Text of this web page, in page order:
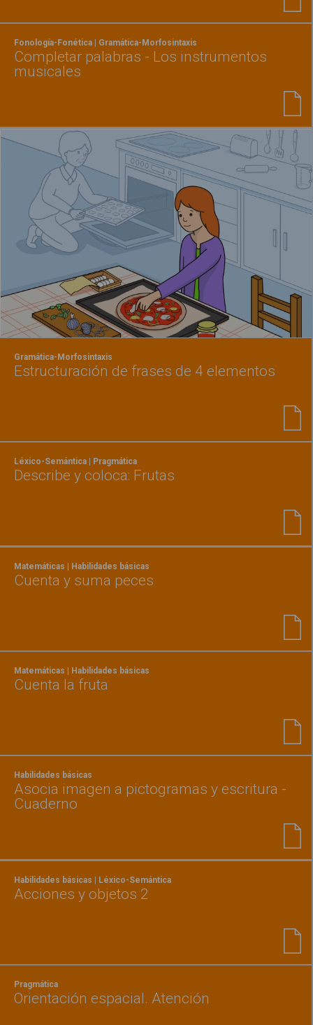
Fonología-Fonética | Gramática-Morfosintaxis
Completar palabras - Los instrumentos
musicales
Gramática-Morfosintaxis
Estructuración de frases de 4 elementos
Léxico-Semántica | Pragmática
Describe y coloca: Frutas
Matemáticas | Habilidades básicas
Cuenta y suma peces
Matemáticas | Habilidades básicas
Cuenta la fruta
Habilidades básicas
Asocia imagen a pictogramas y escritura -
Cuaderno
Habilidades básicas | Léxico-Semántica
Acciones y objetos 2
Pragmática
Orientación espacial. Atención